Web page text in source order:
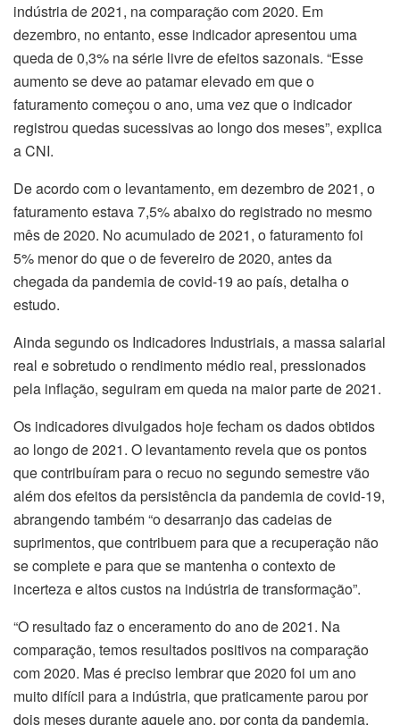
indústria de 2021, na comparação com 2020. Em
dezembro, no entanto, esse indicador apresentou uma
queda de 0,3% na série livre de efeitos sazonais. “Esse
aumento se deve ao patamar elevado em que o
faturamento começou o ano, uma vez que o indicador
registrou quedas sucessivas ao longo dos meses”, explica
a CNI.
De acordo com o levantamento, em dezembro de 2021, o
faturamento estava 7,5% abaixo do registrado no mesmo
mês de 2020. No acumulado de 2021, o faturamento foi
5% menor do que o de fevereiro de 2020, antes da
chegada da pandemia de covid-19 ao país, detalha o
estudo.
Ainda segundo os Indicadores Industriais, a massa salarial
real e sobretudo o rendimento médio real, pressionados
pela inflação, seguiram em queda na maior parte de 2021.
Os indicadores divulgados hoje fecham os dados obtidos
ao longo de 2021. O levantamento revela que os pontos
que contribuíram para o recuo no segundo semestre vão
além dos efeitos da persistência da pandemia de covid-19,
abrangendo também “o desarranjo das cadeias de
suprimentos, que contribuem para que a recuperação não
se complete e para que se mantenha o contexto de
incerteza e altos custos na indústria de transformação”.
“O resultado faz o enceramento do ano de 2021. Na
comparação, temos resultados positivos na comparação
com 2020. Mas é preciso lembrar que 2020 foi um ano
muito difícil para a indústria, que praticamente parou por
dois meses durante aquele ano, por conta da pandemia.